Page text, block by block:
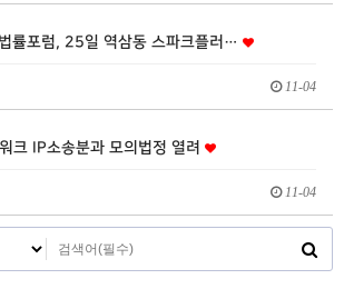
률포럼, 25일 역삼동 스파크플러…
11-04
크 IP소송분과 모의법정 열려
11-04